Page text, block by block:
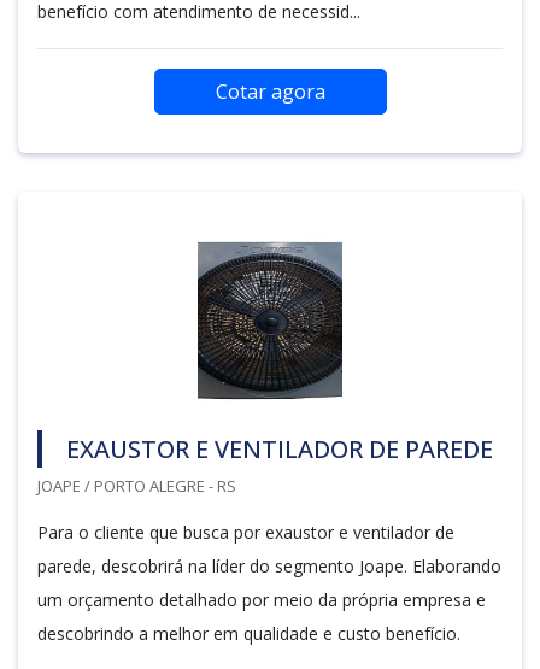
benefício com atendimento de necessid...
Cotar agora
EXAUSTOR E VENTILADOR DE PAREDE
JOAPE / PORTO ALEGRE - RS
Para o cliente que busca por exaustor e ventilador de
parede, descobrirá na líder do segmento Joape. Elaborando
um orçamento detalhado por meio da própria empresa e
descobrindo a melhor em qualidade e custo benefício.